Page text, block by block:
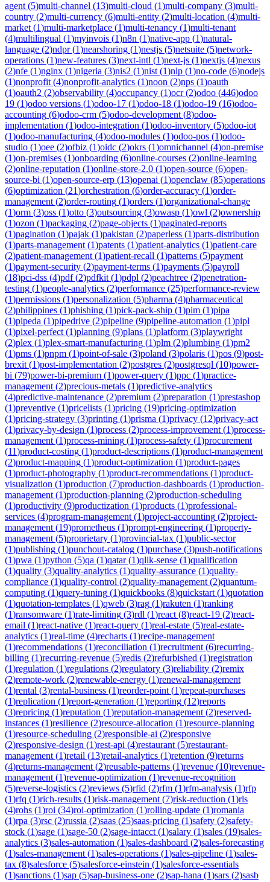
agent (5)multi-channel (13)multi-cloud (1)multi-company (3)multi-
country (2)multi-currency (6)multi-entity (2)multi-location (4)multi-
market (1)multi-marketplace (1)multi-tenancy (1)multi-tenant
(4)multilingual (1)myinvois (1)n8n (1)native-app (1)natural-
language (2)ndpr(1)nearshoring (1)nestjs (5)netsuite (5)network-
operations (1)new-features (3)next-intl (1)next-js (1)nextjs (4)nexus
(2)nfe (1)nginx (1)nigeria (3)nis2 (1)nist (1)nlp (1)no-code (6)nodejs
(1)nonprofit (4)nonprofit-analytics (1)noon (2)nps (1)oauth
(1)oauth2 (2)observability (4)occupancy (1)ocr(2)odoo (446)odoo
19 (1)odoo versions (1)odoo-17 (1)odoo-18 (1)odoo-19 (16)odoo-
accounting (6)odoo-crm (5)odoo-development (8)odoo-
implementation (1)odoo-integration (1)odoo-inventory (5)odoo-iot
(1)odoo-manufacturing (4)odoo-modules (1)odoo-pos (1)odoo-
studio (1)oee (2)ofbiz (1)oidc (2)okrs (1)omnichannel (4)on-premise
(1)on-premises (1)onboarding (6)online-courses (2)online-learning
(2)online-reputation (1)online-store-2.0 (1)open-source (6)open-
source-bi (1)open-source-erp (13)openai (1)openclaw (85)operations
(6)optimization (21)orchestration (6)order-accuracy (1)order-
management (2)order-routing (1)orders (1)organizational-change
(1)orm (3)oss (1)otto (3)outsourcing (3)owasp (1)owl (2)ownership
(1)ozon (1)packaging (2)page-objects (1)paginated-reports
(1)pagination (1)pajak (1)pakistan (2)paperless (1)parts-distribution
(1)parts-management (1)patents (1)patient-analytics (1)patient-care
(2)patient-management (1)patient-recall (1)patterns (5)payment
(1)payment-security (2)payment-terms (1)payments (5)payroll
(18)pci-dss (4)pdf(2)pdfkit (1)pdpl (2)peachtree (2)penetration-
testing (1)people-analytics (2)performance (25)performance-review
(1)permissions (1)personalization (5)pharma (4)pharmaceutical
(2)philippines (1)phishing (1)pick-pack-ship (1)pim (1)pipa
(1)pipeda (1)pipedrive (2)pipeline (9)pipeline-automation (1)pipl
(1)pixel-perfect (1)planning (9)plans (1)platform (3)playwright
(2)plex (1)plex-smart-manufacturing (1)plm (2)plumbing (1)pm2
(1)pms (1)pnpm (1)point-of-sale (3)poland (3)polaris (1)pos (9)post-
brexit (1)post-implementation (2)postgres (2)postgresql (10)power-
bi (79)power-bi-premium (1)power-query (1)ppc (1)practice-
management (2)precious-metals (1)predictive-analytics
(4)predictive-maintenance (2)premium (2)preparation (1)prestashop
(1)preventive (1)pricelists (1)pricing (19)pricing-optimization
(1)pricing-strategy (3)printing (1)prisma (1)privacy (12)privacy-act
(1)privacy-by-design (1)process (2)process-improvement (1)process-
management (1)process-mining (1)process-safety (1)procurement
(11)product-costing (1)product-descriptions (1)product-management
(2)product-mapping (1)product-optimization (1)product-pages
(1)product-photography (1)product-recommendations (1)product-
visualization (1)production (7)production-dashboards (1)production-
management (1)production-planning (2)production-scheduling
(1)productivity (9)productization (1)products (1)professional-
services (4)program-management (1)project-accounting (2)project-
management (19)prometheus (1)prompt-engineering (1)property-
management (5)proprietary (1)provincial-tax (1)public-sector
(1)publishing (1)punchout-catalog (1)purchase (3)push-notifications
(1)pwa (1)python (5)qa (1)qatar(1)qlik-sense (1)qualification
(1)quality (3)quality-analytics (1)quality-assurance (1)quality-
compliance (1)quality-control (2)quality-management (2)quantum-
computing (1)query-tuning (1)quickbooks (8)quickstart (1)quotation
(1)quotation-templates (1)qweb (3)rag (1)rakuten (1)ranking
(1)ransomware (1)rate-limiting (3)rdl (1)react (8)react-19 (2)react-
email (1)react-native (1)react-query (1)real-estate (5)real-estate-
analytics (1)real-time (4)recharts (1)recipe-management
(1)recommendations (1)reconciliation (1)recruitment (6)recurring-
billing (1)recurring-revenue (5)redis (2)refurbished (1)registration
(1)regulation (1)regulations (2)regulatory (3)reliability (2)remix
(2)remote-work (2)renewable-energy (1)renewal-management
(1)rental (3)rental-business (1)reorder-point (1)repeat-purchases
(1)replication (1)report-generation (1)reporting (12)reports
(3)repricing (1)reputation (1)reputation-management (2)reserved-
instances (1)resilience (2)resource-allocation (1)resource-planning
(1)resource-scheduling (2)responsible-ai (2)responsive
(2)responsive-design (1)rest-api (4)restaurant (5)restaurant-
management (1)retail (13)retail-analytics (1)retention (9)returns
(4)returns-management (2)reusable-patterns (1)revenue (10)revenue-
management (1)revenue-optimization (1)revenue-recognition
(5)reverse-logistics (2)reviews (5)rfid (2)rfm (1)rfm-analysis (1)rfp
(1)rfq (1)rich-results (1)risk-management (7)risk-reduction (1)rls
(4)rohs (1)roi (34)roi-optimization (1)rolling-update (1)romania
(1)rpa (3)rsc (2)russia (2)saas (25)saas-pricing (1)safety (2)safety-
stock (1)sage (1)sage-50 (2)sage-intacct (1)salary (1)sales (19)sales-
analytics (3)sales-automation (1)sales-dashboard (2)sales-forecasting
(1)sales-management (1)sales-operations (1)sales-pipeline (1)sales-
tax (8)salesforce (5)salesforce-einstein (1)salesforce-essentials
(1)sanctions (1)sap (5)sap-business-one (2)sap-hana (1)sars (2)sasb